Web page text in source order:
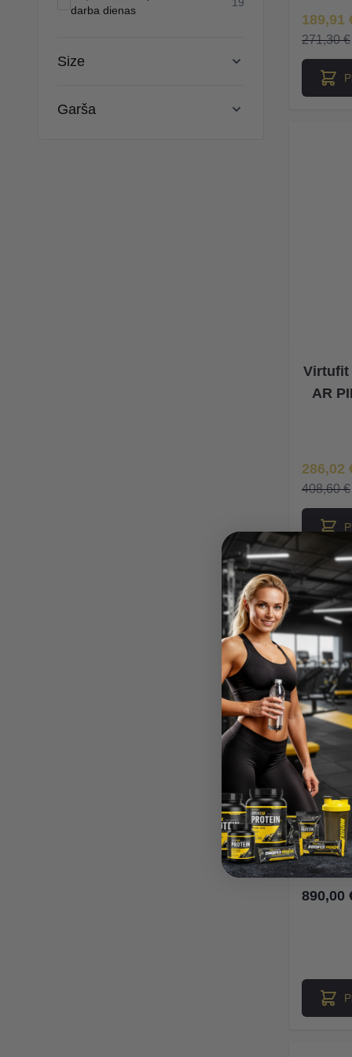
darba dienas
Size
Garša
Īpaša
189,91
271,30 €
Virtufit
AR
Īpaša
286,02
408,60 €
890,00